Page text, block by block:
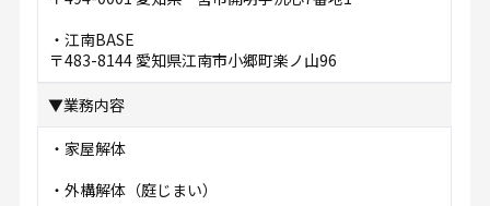
・江南BASE
〒483-8144 愛知県江南市小郷町楽ノ山96
▼業務内容
・家屋解体
・外構解体（庭じまい）